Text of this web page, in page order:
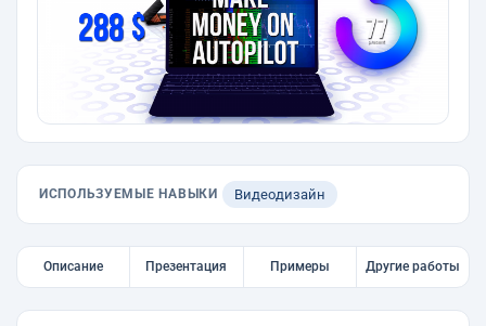
ИСПОЛЬЗУЕМЫЕ НАВЫКИ Видеодизайн
Описание Презентация Примеры Другие работы